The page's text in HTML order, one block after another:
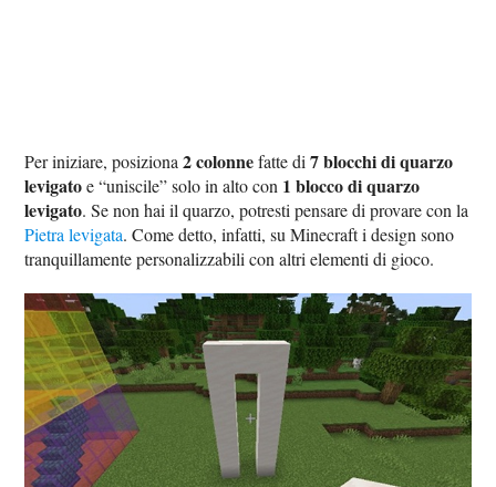
Per iniziare, posiziona2 colonnefatte di7 blocchi di quarzo
levigatoe “uniscile” solo in alto con 1 blocco di quarzo
levigato. Se non hai il quarzo, potresti pensare di provare con la
Pietra levigata. Come detto, infatti, su Minecraft i design sono
tranquillamente personalizzabili con altri elementi di gioco.